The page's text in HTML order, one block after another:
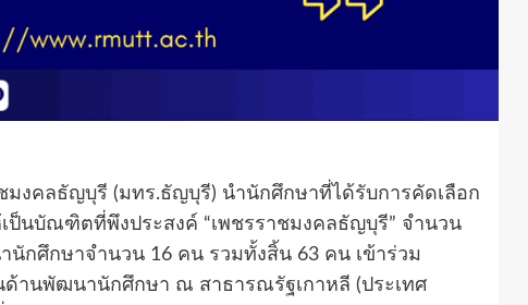
งคลธัญบุรี (มทร.ธัญบุรี) นำนักศึกษาที่ได้รับการคัดเลือก
ป็นบัณฑิตที่พึงประสงค์ “เพชรราชมงคลธัญบุรี” จำนวน
กศึกษาจำนวน 16 คน รวมทั้งสิ้น 63 คน เข้าร่วม
ด้านพัฒนานักศึกษา ณ สาธารณรัฐเกาหลี (ประเทศ